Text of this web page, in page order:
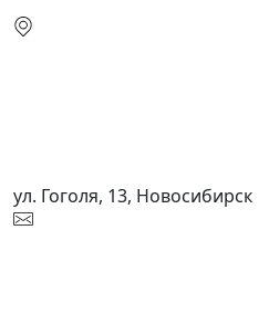
ул. Гоголя, 13, Новосибирск